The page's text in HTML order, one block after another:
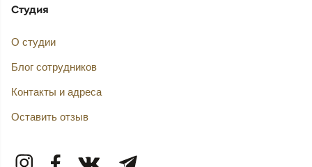
Студия
О студии
Блог сотрудников
Контакты и адреса
Оставить отзыв